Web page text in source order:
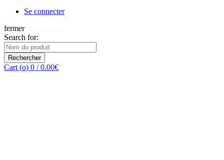
Se connecter
fermer
Search for:
Rechercher
Cart (o) 0 / 0.00€